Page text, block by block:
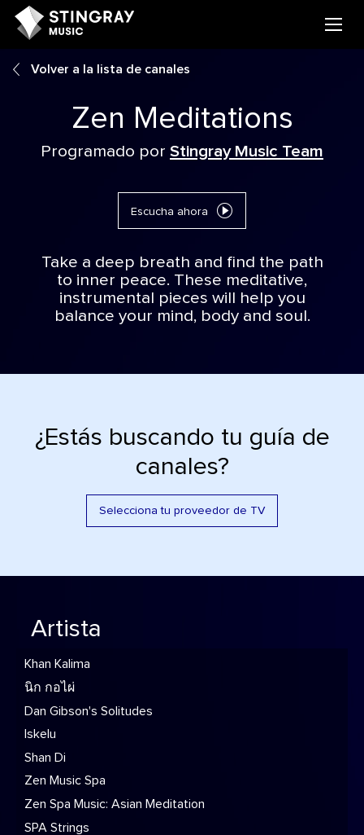
Volver a la lista de canales
Zen Meditations
Programado por Stingray Music Team
Escucha ahora
Take a deep breath and find the path
to inner peace. These meditative,
instrumental pieces will help you
balance your mind, body and soul.
¿Estás buscando tu guía de
canales?
Selecciona tu proveedor de TV
Artista
Khan Kalima
นิก กอไผ่
Dan Gibson's Solitudes
Iskelu
Shan Di
Zen Music Spa
Zen Spa Music: Asian Meditation
SPA Strings